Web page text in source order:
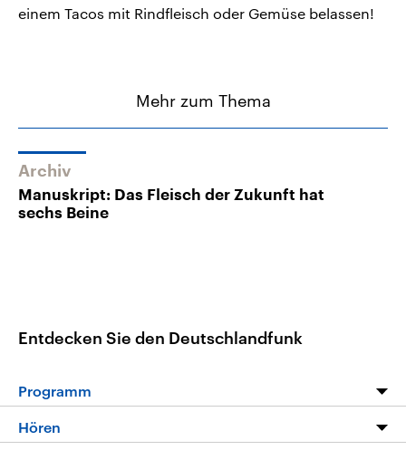
einem Tacos mit Rindfleisch oder Gemüse belassen!
Mehr zum Thema
Archiv
Manuskript: Das Fleisch der Zukunft hat
sechs Beine
Entdecken Sie den Deutschlandfunk
Programm
Hören